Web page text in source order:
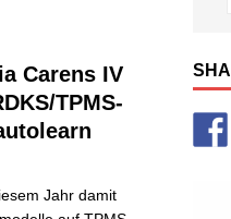
Carens IV
TPMS-
Jahr damit